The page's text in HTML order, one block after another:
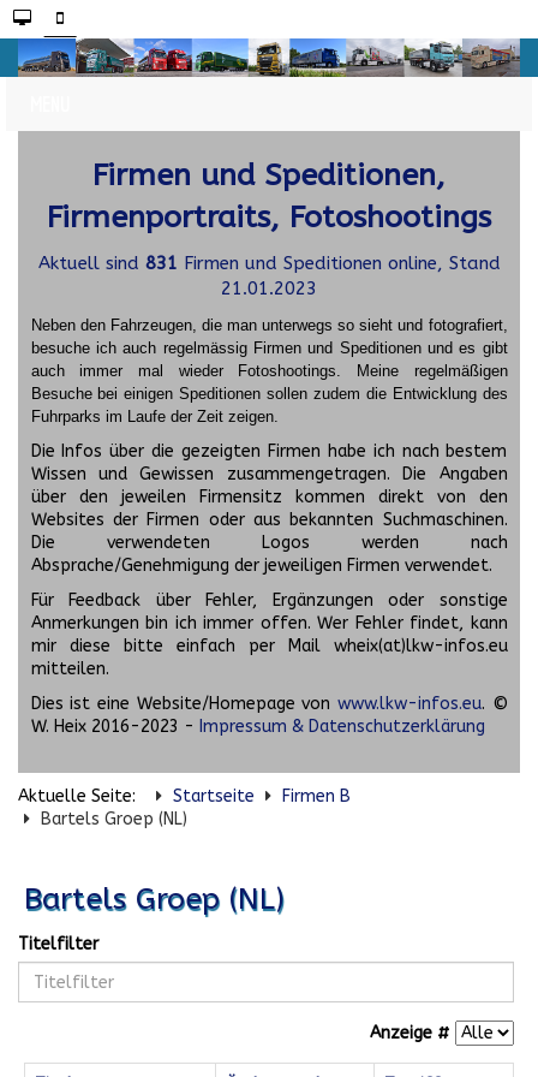
Firmen und Speditionen,
Firmenportraits, Fotoshootings
Aktuell sind 831 Firmen und Speditionen online, Stand
21.01.2023
Neben den Fahrzeugen, die man unterwegs so sieht und fotografiert,
besuche ich auch regelmässig Firmen und Speditionen und es gibt
auch immer mal wieder Fotoshootings.
Meine regelmäßigen
Besuche bei einigen Speditionen sollen zudem die Entwicklung des
Fuhrparks im Laufe der Zeit zeigen.
Die Infos über die gezeigten Firmen habe ich nach bestem
Wissen und Gewissen zusammengetragen. Die Angaben
über den jeweilen Firmensitz kommen direkt von den
Websites der Firmen oder aus bekannten Suchmaschinen.
Die verwendeten Logos werden nach
Absprache/Genehmigung der jeweiligen Firmen verwendet.
Für Feedback über Fehler, Ergänzungen oder sonstige
Anmerkungen bin ich immer offen. Wer Fehler findet, kann
mir diese bitte einfach per Mail wheix(at)lkw-infos.eu
mitteilen.
Dies ist eine Website/Homepage von www.lkw-infos.eu. ©
W. Heix 2016-2023 - Impressum & Datenschutzerklärung
Aktuelle Seite: Startseite
Firmen B
Bartels Groep (NL)
Bartels Groep (NL)
Titelfilter
Anzeige #